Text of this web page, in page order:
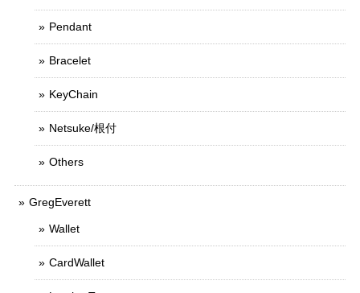
Pendant
Bracelet
KeyChain
Netsuke/根付
Others
GregEverett
Wallet
CardWallet